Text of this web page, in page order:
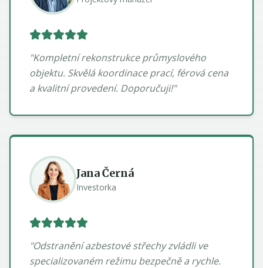
"Kompletní rekonstrukce průmyslového
objektu. Skvělá koordinace prací, férová cena
a kvalitní provedení. Doporučuji!"
Jana Černá
Investorka
"Odstranění azbestové střechy zvládli ve
specializovaném režimu bezpečně a rychle.